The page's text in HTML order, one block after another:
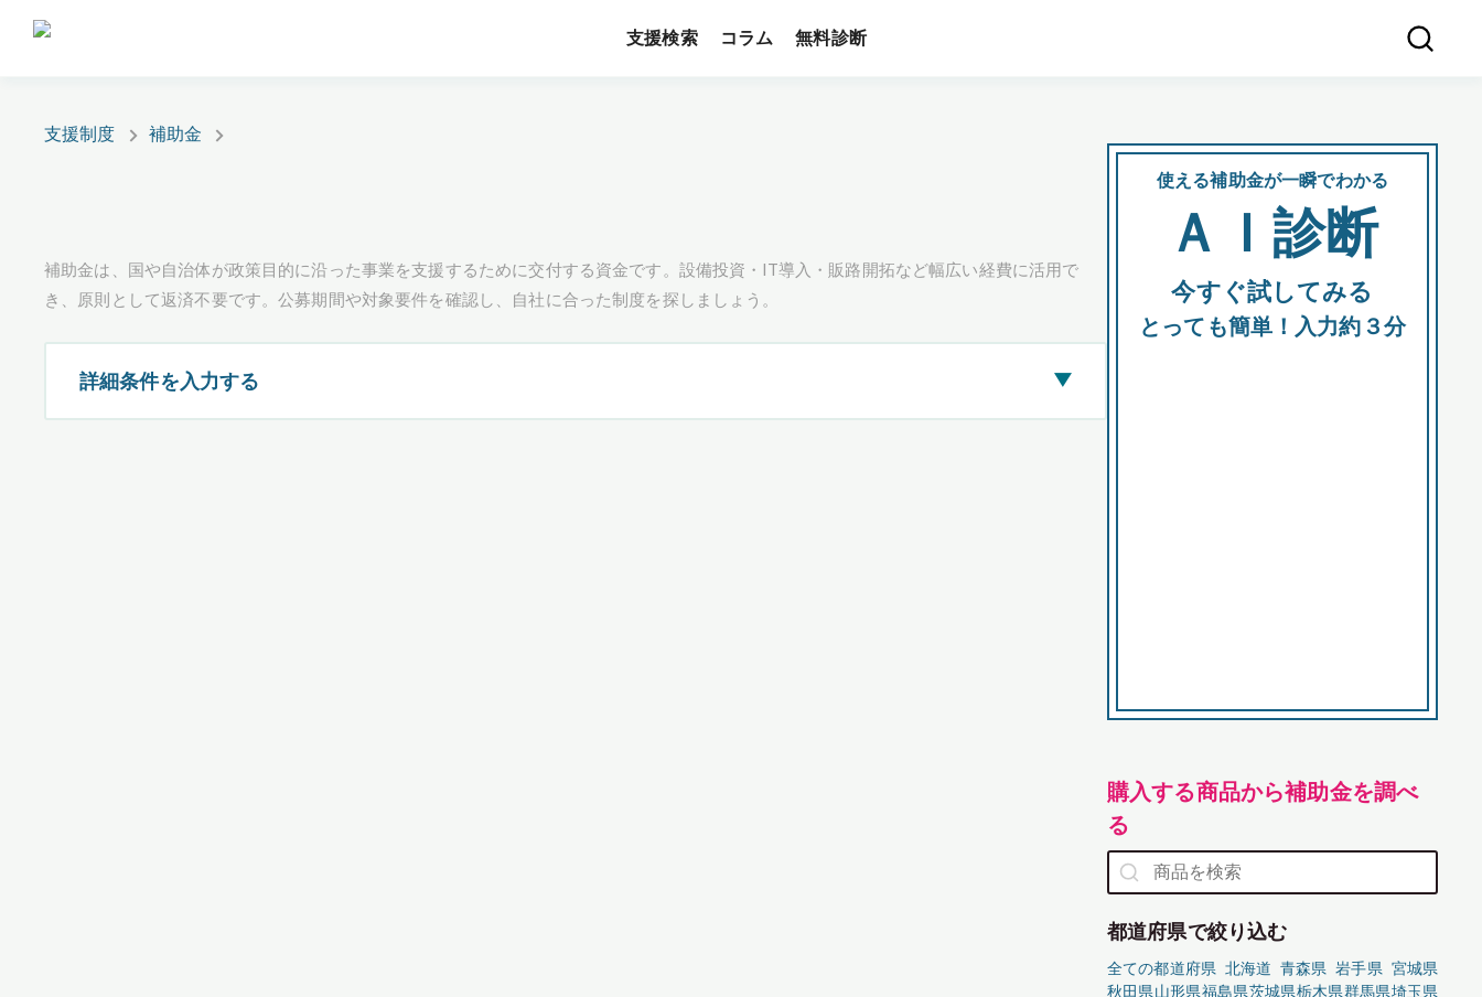
支援検索 コラム 無料診断
支援制度 補助金
補助金は、国や自治体が政策目的に沿った事業を支援するために交付する資金です。設備投資・IT導入・販路開拓など幅広い経費に活用で
き、原則として返済不要です。公募期間や対象要件を確認し、自社に合った制度を探しましょう。
詳細条件を入力する ▶
使える補助金が一瞬でわかる
ＡＩ診断
今すぐ試してみる
とっても簡単！入力約３分
購入する商品から補助金を調べ
る
都道府県で絞り込む
全ての都道府県 北海道 青森県 岩手県 宮城県
秋田県山形県福島県茨城県栃木県群馬県埼玉県